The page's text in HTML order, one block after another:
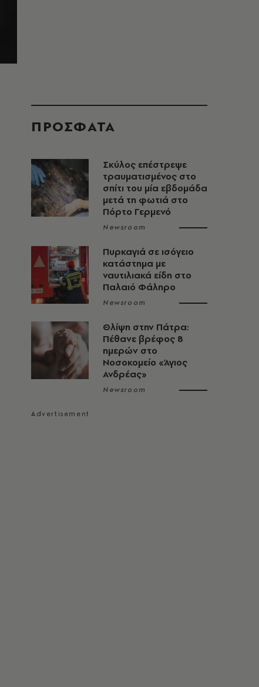
ΠΡΟΣΦΑΤΑ
Σκύλος επέστρεψε
τραυματισμένος στο
σπίτι του μία εβδομάδα
μετά τη φωτιά στο
Πόρτο Γερμενό
Newsroom
Πυρκαγιά σε ισόγειο
κατάστημα με
ναυτιλιακά είδη στο
Παλαιό Φάληρο
Newsroom
Θλίψη στην Πάτρα:
Πέθανε βρέφος 8
ημερών στο
Νοσοκομείο «Άγιος
Ανδρέας»
Newsroom